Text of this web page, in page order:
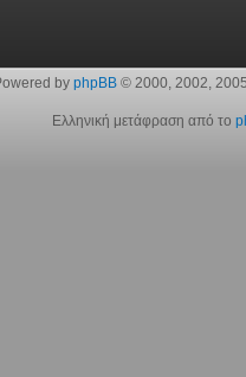
by phpBB© 2000, 2002,
Ελληνική μετάφραση από το